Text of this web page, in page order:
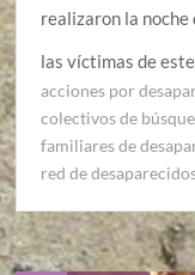
realizaron la
las víctimas de
acciones por
colectivos de
familiares de
red de